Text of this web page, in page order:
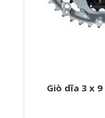
Giò dĩa 3 x